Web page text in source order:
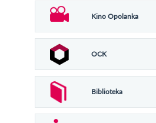
Kino Opolanka
OCK
Biblioteka